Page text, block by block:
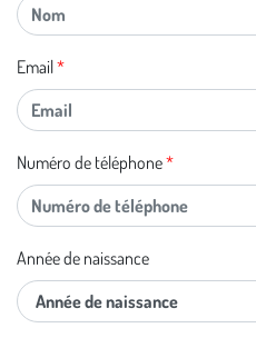
Email
Numéro de téléphone
Année de naissance